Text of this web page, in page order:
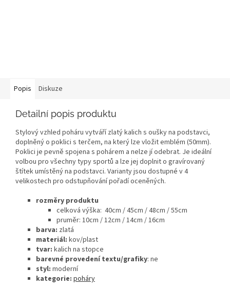
Popis Diskuze
Detailní popis produktu
Stylový vzhled poháru vytváří zlatý kalich s oušky na podstavci,
doplněný o poklici s terčem, na který lze vložit emblém (50mm).
Poklici je pevně spojena s pohárem a nelze jí odebrat. Je ideální
volbou pro všechny typy sportů a lze jej doplnit o gravírovaný
štítek umístěný na podstavci. Varianty jsou dostupné v 4
velikostech pro odstupňování pořadí oceněných.
rozměry produktu
celková výška: 40cm / 45cm / 48cm / 55cm
pruměr: 10cm / 12cm / 14cm / 16cm
barva: zlatá
materiál: kov/plast
tvar: kalich na stopce
barevné provedení textu/grafiky: ne
styl: moderní
kategorie: poháry